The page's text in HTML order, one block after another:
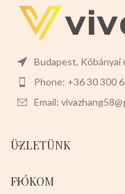
Budapest, Kőbányai
Phone: +36 30 300
Email:
ÜZLETÜNK
FIÓKOM